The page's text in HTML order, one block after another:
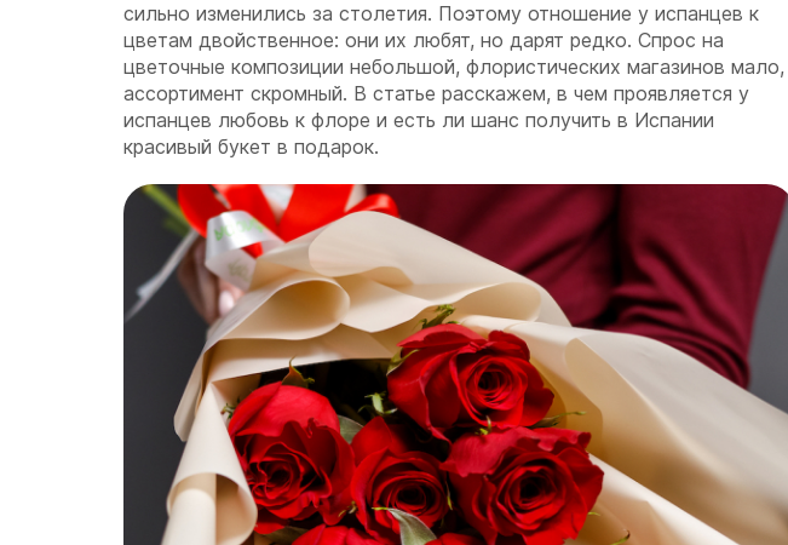
сильно изменились за столетия. Поэтому отношение у испанцев к
цветам двойственное: они их любят, но дарят редко. Спрос на
цветочные композиции небольшой, флористических магазинов мало,
ассортимент скромный. В статье расскажем, в чем проявляется у
испанцев любовь к флоре и есть ли шанс получить в Испании
красивый букет в подарок.